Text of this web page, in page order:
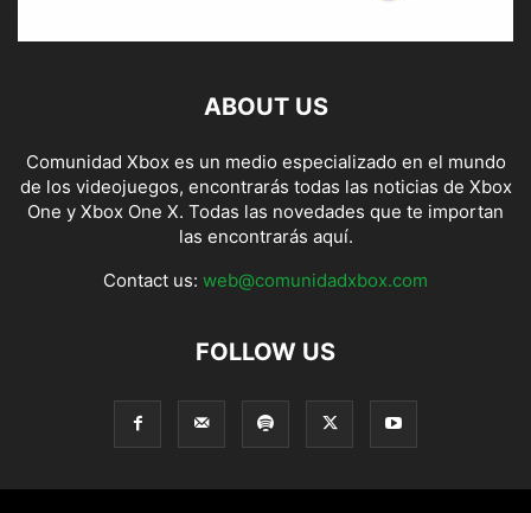
ABOUT US
Comunidad Xbox es un medio especializado en el mundo
de los videojuegos, encontrarás todas las noticias de Xbox
One y Xbox One X. Todas las novedades que te importan
las encontrarás aquí.
Contact us: web@comunidadxbox.com
FOLLOW US